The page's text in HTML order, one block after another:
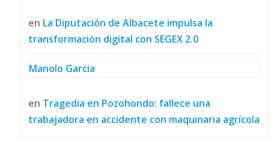
en La Diputación de Albacete impulsa la
transformación digital con SEGEX 2.0
Manolo Garcia
en Tragedia en Pozohondo: fallece una
trabajadora en accidente con maquinaria agrícola